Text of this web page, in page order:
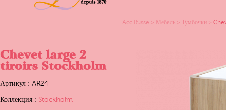
Acc Russe > Мебель > Тумбочки >
Chevet large 2
tiroirs Stockholm
Артикул : AR24
Коллекция : Stockholm